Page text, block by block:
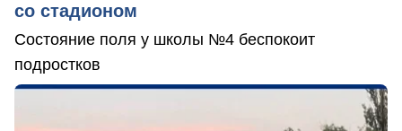
со стадионом
Состояние поля у школы №4 беспокоит
подростков